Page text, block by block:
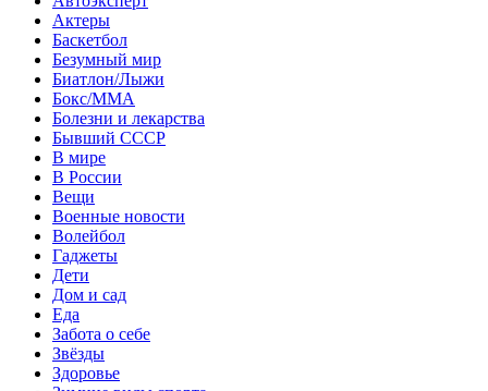
Актеры
Баскетбол
Безумный мир
Биатлон/Лыжи
Бокс/MMA
Болезни и лекарства
Бывший СССР
В мире
В России
Вещи
Военные новости
Волейбол
Гаджеты
Дети
Дом и сад
Еда
Забота о себе
Звёзды
Здоровье